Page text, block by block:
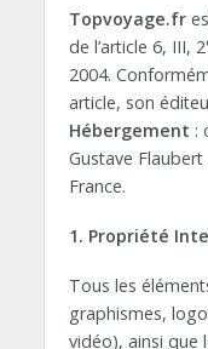
Topvoyage.fr
de l’article 6, III,
2004.
article, son
Hébergement :
Gustave
France.
1. Propriété
Tous les
graphismes,
vidéo), ainsi que